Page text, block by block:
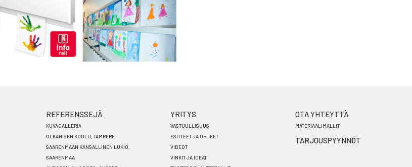
REFERENSSEJÄ
KUVAGALLERIA
OLKAHISEN KOULU, TAMPERE
SAARENMAAN KANSALLINEN LUKIO,
SAARENMAA
YRITYS
VASTUULLISUUS
ESITTEET JA OHJEET
VIDEOT
VINKIT JA IDEAT
OTA YHTEYTTÄ
MATERIAALIMALLIT
TARJOUSPYYNNÖT